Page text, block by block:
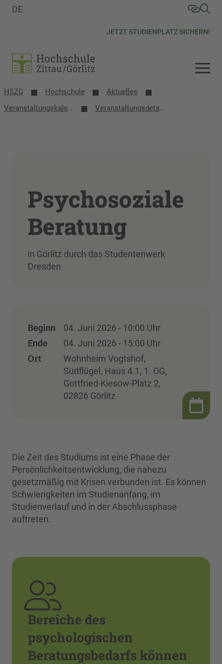
JETZT STUDIENPLATZ SICHERN!
DE
HSZG Hochschule
Aktuelles
Veranstaltungs­kalender
Veranstaltungsdetails
Psychosoziale
Beratung
in Görlitz durch das Studentenwerk
Dresden
Beginn
04. Juni 2026 - 10:00 Uhr
Ende
04. Juni 2026 - 15:00 Uhr
Ort
Wohnheim Vogtshof,
Südflügel, Haus 4.1, 1. OG,
Gottfried-Kiesow-Platz 2,
02826 Görlitz
Die Zeit des Studiums ist eine Phase der
Persönlichkeitsentwicklung, die nahezu
gesetzmäßig mit Krisen verbunden ist. Es können
Schwierigkeiten im Studienanfang, im
Studienverlauf und in der Abschlussphase
auftreten.
Bereiche des
psychologischen
Beratungsbedarfs können